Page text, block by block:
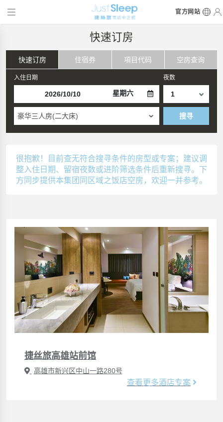
官方网站
快速订房
快速订房 住宿券 項目代码 空房查询
入住日期
星期六
夜数
豪华三人房(二大床) 搜寻
很抱歉！目前查无符合搜寻条件的房型或专案；建议调
整入住日期、留宿夜数或进阶筛选条件后重新搜寻。下
方同步提供本集团同区域之饭店空房，欢迎一并参考。
捷丝旅高雄站前馆
高雄市新兴区中山一路280号
查看更多酒店专案